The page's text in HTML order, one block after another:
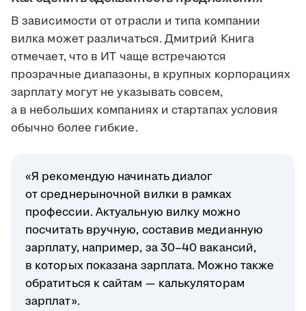
В зависимости от отрасли и типа компании
вилка может различаться. Дмитрий Книга
отмечает, что в ИТ чаще встречаются
прозрачные диапазоны, в крупных корпорациях
зарплату могут не указывать совсем,
а в небольших компаниях и стартапах условия
обычно более гибкие.
«Я рекомендую начинать диалог
от среднерыночной вилки в рамках
профессии. Актуальную вилку можно
посчитать вручную, составив медианную
зарплату, например, за 30–40 вакансий,
в которых показана зарплата. Можно также
обратиться к сайтам — калькуляторам
зарплат».